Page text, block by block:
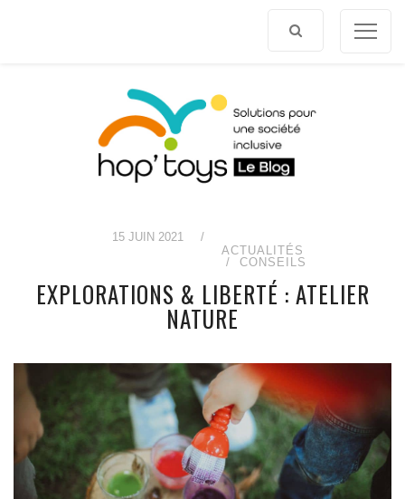
15 JUIN 2021
/
ACTUALITÉS
CONSEILS
EXPLORATIONS & LIBERTÉ : ATELIER
NATURE